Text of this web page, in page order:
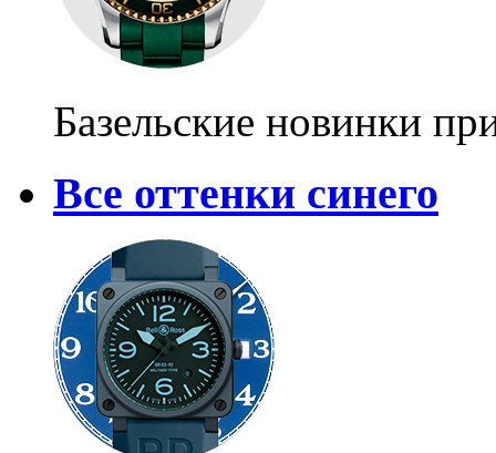
Базельские новинки
Все оттенки синего